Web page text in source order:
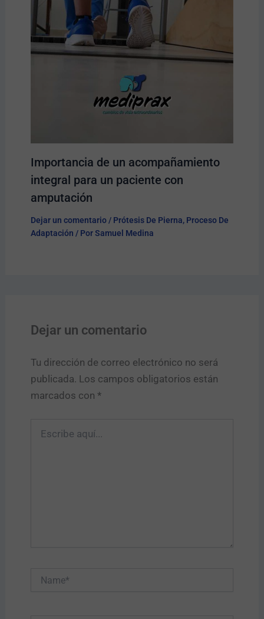
Importancia de un acompañamiento
integral para un paciente con
amputación
Dejar un comentario / Prótesis De Pierna, Proceso De
Adaptación / PorSamuel Medina
Dejar un comentario
Tu dirección de correo electrónico no será
publicada. Los campos obligatorios están
marcados con *
aquí...